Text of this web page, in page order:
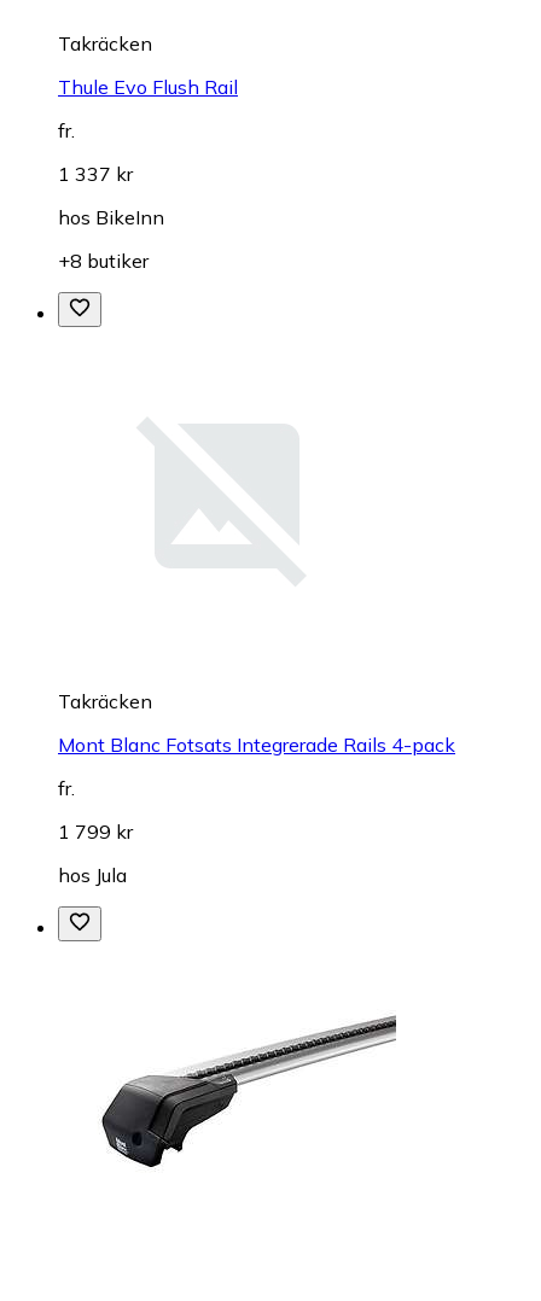
Takräcken
Thule Evo Flush Rail
fr.
1 337 kr
hos BikeInn
+8 butiker
Takräcken
Mont Blanc Fotsats Integrerade Rails 4-pack
fr.
1 799 kr
hos Jula